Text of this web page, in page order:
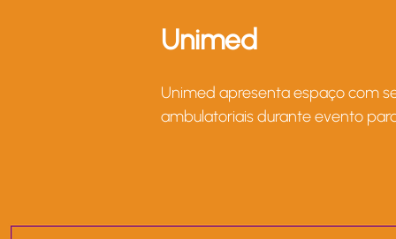
Unimed
Unimed apresenta espaço com
ambulatoriais durante evento